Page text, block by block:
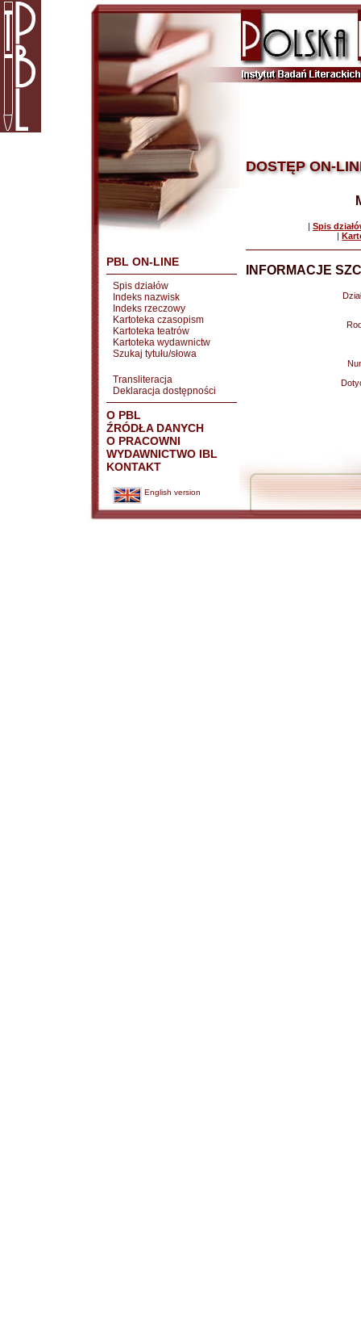
PBL ON-LINE
Spis działów
Indeks nazwisk
Indeks rzeczowy
Kartoteka czasopism
Kartoteka teatrów
Kartoteka wydawnictw
Szukaj tytułu/słowa
Transliteracja
Deklaracja dostępności
O PBL
ŹRÓDŁA DANYCH
O PRACOWNI
WYDAWNICTWO IBL
KONTAKT
English version
DOSTĘP ON-
| Spis
|
INFORMACJE